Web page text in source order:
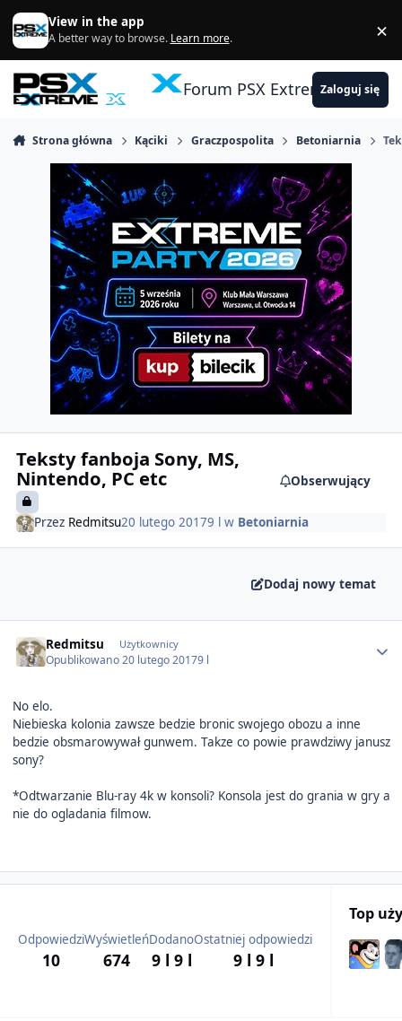
Skocz do zawartości
View in the app
A better way to browse. Learn more. ×
Forum PSX ExtremeZaloguj się
Strona główna Kąciki Graczpospolita Betoniarnia
Teksty fanboja Sony, MS,
Nintendo, PC etc Obserwujący
Przez Redmitsu20 lutego 20179 l w Betoniarnia
Dodaj nowy temat
Redmitsu Użytkownicy
Opublikowano20 lutego 20179 l
No elo.
Niebieska kolonia zawsze bedzie bronic swojego obozu a inne
bedzie obsmarowywał gunwem. Takze co powie prawdziwy janusz
sony?
*Odtwarzanie Blu-ray 4k w konsoli? Konsola jest do grania w gry a
nie do ogladania filmow.
Odpowiedzi
10
Wyświetleń
674
Dodano
9 l 9 l
Ostatniej odpowiedzi
9 l 9 l
Top